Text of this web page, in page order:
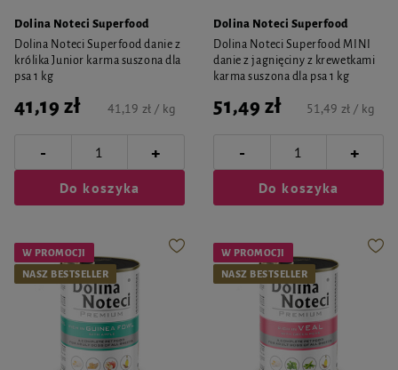
Dolina Noteci Superfood
Dolina Noteci Superfood danie z
królika Junior karma suszona dla
psa 1 kg
41,19 zł 41,19 zł / kg
- +
Do koszyka
Dolina Noteci Superfood
Dolina Noteci Superfood MINI
danie z jagnięciny z krewetkami
karma suszona dla psa 1 kg
51,49 zł 51,49 zł / kg
- +
Do koszyka
W PROMOCJI
NASZ BESTSELLER
W PROMOCJI
NASZ BESTSELLER